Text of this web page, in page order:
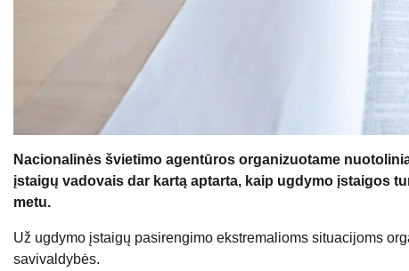
Nacionalinės švietimo agentūros organizuotame
įstaigų vadovais dar kartą aptarta, kaip ugdymo įstaigos
metu.
Už ugdymo įstaigų pasirengimo ekstremalioms situacijoms
savivaldybės.